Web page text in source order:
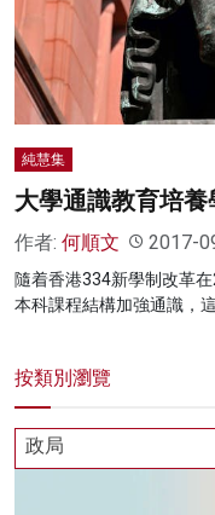
灼見活動
關於我們
純慧集
大學通識教育培
作者: 何順文 2017-
隨着香港334新學制改革
本科課程結構加強通識，
按類別瀏覽
政局